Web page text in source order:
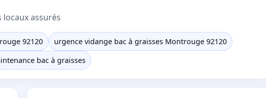
locaux assurés
92120
urgence vidange bac à graisses Montrouge 92120
bac à graisses